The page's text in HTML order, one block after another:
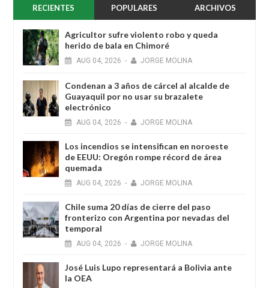
RECIENTES POPULARES ARCHIVOS
Agricultor sufre violento robo y queda
herido de bala en Chimoré
AUG 04, 2026 - JORGE MOLINA
Condenan a 3 años de cárcel al alcalde de
Guayaquil por no usar su brazalete
electrónico
AUG 04, 2026 - JORGE MOLINA
Los incendios se intensifican en noroeste
de EEUU: Oregón rompe récord de área
quemada
AUG 04, 2026 - JORGE MOLINA
Chile suma 20 días de cierre del paso
fronterizo con Argentina por nevadas del
temporal
AUG 04, 2026 - JORGE MOLINA
José Luis Lupo representará a Bolivia ante
la OEA